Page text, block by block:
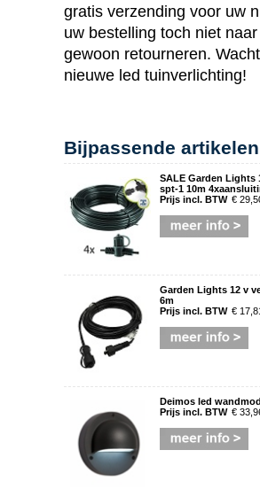
gratis verzending voor uw
uw bestelling toch niet
gewoon retourneren.
nieuwe led tuinverlichting!
Bijpassende artikelen
SALE Garden Lights
spt-1 10m
Prijs incl. BTW €
Garden Lights 12 v
6m
Prijs incl. BTW €
Deimos led
Prijs incl. BTW €